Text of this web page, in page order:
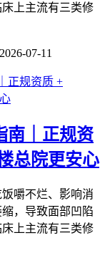
上主流有三类修
2026-07-11
南｜正规资
总院更安心
嚼不烂、影响消
，导致面部凹陷
上主流有三类修